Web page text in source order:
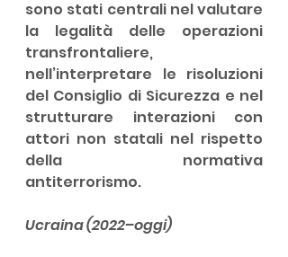
sono stati centrali nel valutare
la legalità delle operazioni
transfrontaliere,
nell’interpretare le risoluzioni
del Consiglio di Sicurezza e nel
strutturare interazioni con
attori non statali nel rispetto
della normativa
antiterrorismo.
Ucraina (2022–oggi)